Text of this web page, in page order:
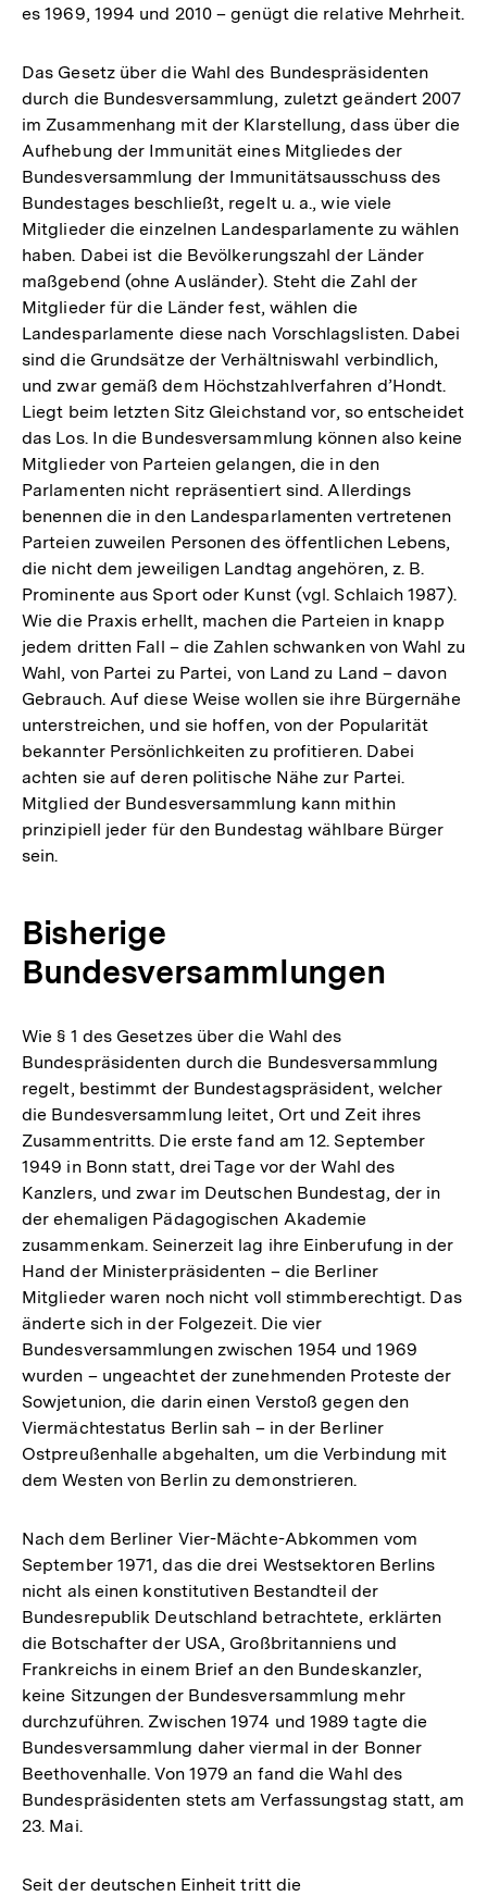
es 1969, 1994 und 2010 – genügt die relative Mehrheit.
Das Gesetz über die Wahl des Bundespräsidenten
durch die Bundesversammlung, zuletzt geändert 2007
im Zusammenhang mit der Klarstellung, dass über die
Aufhebung der Immunität eines Mitgliedes der
Bundesversammlung der Immunitätsausschuss des
Bundestages beschließt, regelt u. a., wie viele
Mitglieder die einzelnen Landesparlamente zu wählen
haben. Dabei ist die Bevölkerungszahl der Länder
maßgebend (ohne Ausländer). Steht die Zahl der
Mitglieder für die Länder fest, wählen die
Landesparlamente diese nach Vorschlagslisten. Dabei
sind die Grundsätze der Verhältniswahl verbindlich,
und zwar gemäß dem Höchstzahlverfahren d’Hondt.
Liegt beim letzten Sitz Gleichstand vor, so entscheidet
das Los. In die Bundesversammlung können also keine
Mitglieder von Parteien gelangen, die in den
Parlamenten nicht repräsentiert sind. Allerdings
benennen die in den Landesparlamenten vertretenen
Parteien zuweilen Personen des öffentlichen Lebens,
die nicht dem jeweiligen Landtag angehören, z. B.
Prominente aus Sport oder Kunst (vgl. Schlaich 1987).
Wie die Praxis erhellt, machen die Parteien in knapp
jedem dritten Fall – die Zahlen schwanken von Wahl zu
Wahl, von Partei zu Partei, von Land zu Land – davon
Gebrauch. Auf diese Weise wollen sie ihre Bürgernähe
unterstreichen, und sie hoffen, von der Popularität
bekannter Persönlichkeiten zu profitieren. Dabei
achten sie auf deren politische Nähe zur Partei.
Mitglied der Bundesversammlung kann mithin
prinzipiell jeder für den Bundestag wählbare Bürger
sein.
Bisherige
Bundesversammlungen
Wie § 1 des Gesetzes über die Wahl des
Bundespräsidenten durch die Bundesversammlung
regelt, bestimmt der Bundestagspräsident, welcher
die Bundesversammlung leitet, Ort und Zeit ihres
Zusammentritts. Die erste fand am 12. September
1949 in Bonn statt, drei Tage vor der Wahl des
Kanzlers, und zwar im Deutschen Bundestag, der in
der ehemaligen Pädagogischen Akademie
zusammenkam. Seinerzeit lag ihre Einberufung in der
Hand der Ministerpräsidenten – die Berliner
Mitglieder waren noch nicht voll stimmberechtigt. Das
änderte sich in der Folgezeit. Die vier
Bundesversammlungen zwischen 1954 und 1969
wurden – ungeachtet der zunehmenden Proteste der
Sowjetunion, die darin einen Verstoß gegen den
Viermächtestatus Berlin sah – in der Berliner
Ostpreußenhalle abgehalten, um die Verbindung mit
dem Westen von Berlin zu demonstrieren.
Nach dem Berliner Vier-Mächte-Abkommen vom
September 1971, das die drei Westsektoren Berlins
nicht als einen konstitutiven Bestandteil der
Bundesrepublik Deutschland betrachtete, erklärten
die Botschafter der USA, Großbritanniens und
Frankreichs in einem Brief an den Bundeskanzler,
keine Sitzungen der Bundesversammlung mehr
durchzuführen. Zwischen 1974 und 1989 tagte die
Bundesversammlung daher viermal in der Bonner
Beethovenhalle. Von 1979 an fand die Wahl des
Bundespräsidenten stets am Verfassungstag statt, am
23. Mai.
Seit der deutschen Einheit tritt die